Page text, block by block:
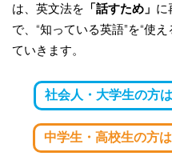
は、英文法を 「話すため」 に
で、“知っている英語”を“使え
ていきます。
社会人・大学生の方
中学生・高校生の方